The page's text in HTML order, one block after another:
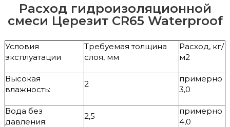
Расход гидроизоляционной
смеси Церезит CR65 Waterproof
Условия
эксплуатации
Требуемая толщина
слоя, мм
Расход, кг/
м2
Высокая
влажность:
2
примерно
3,0
Вода без
давления:
2,5
примерно
4,0